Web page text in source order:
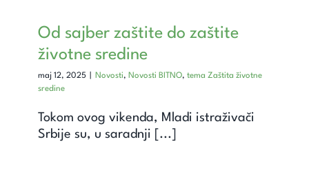
Od sajber zaštite do zaštite
životne sredine
maj 12, 2025 Novosti, Novosti BITNO, tema Zaštita životne
sredine
Tokom ovog vikenda, Mladi istraživači
Srbije su, u saradnji [...]